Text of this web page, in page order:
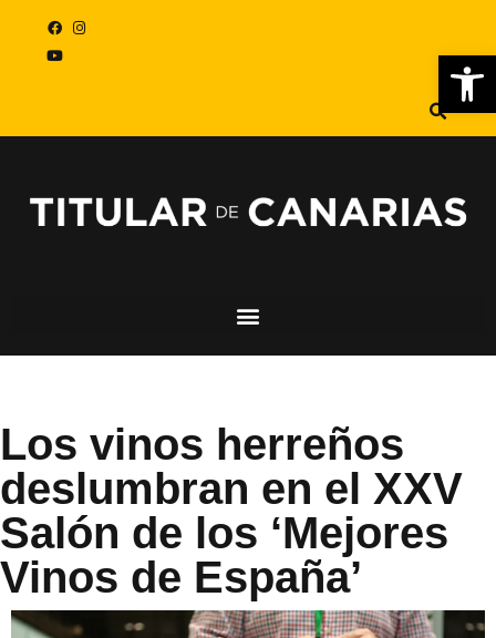
Los vinos herreños
deslumbran en el XXV
Salón de los ‘Mejores
Vinos de España’